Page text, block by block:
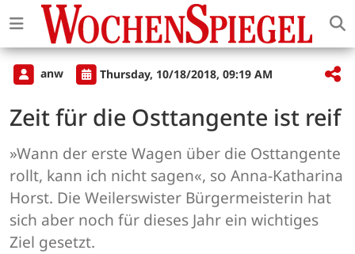
anw Thursday, 10/18/2018, 09:19 AM
Zeit für die Osttangente ist reif
»Wann der erste Wagen über die Osttangente
rollt, kann ich nicht sagen«, so Anna-Katharina
Horst. Die Weilerswister Bürgermeisterin hat
sich aber noch für dieses Jahr ein wichtiges
Ziel gesetzt.